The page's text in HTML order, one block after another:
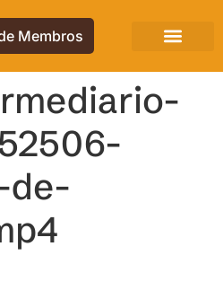
Membros
de-